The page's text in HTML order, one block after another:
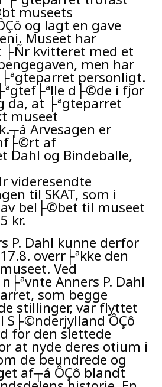
museets
og lagt en gave
Museet har
├Ñr kvitteret med et
men har
personligt.
d├©de i fjor
da, at ├ªgteparret
museet
Arvesagen er
af
Dahl og Bindeballe,
videresendte
til SKAT, som i
bel├©bet til museet
kr.
P. Dahl kunne derfor
overr├ªkke den
Ved
Anners P. Dahl
som begge
stillinger, var flyttet
S├©nderjylland ÔÇô
for den slettede
at nyde deres otium i
de beundrede og
af┬á ÔÇô blandt